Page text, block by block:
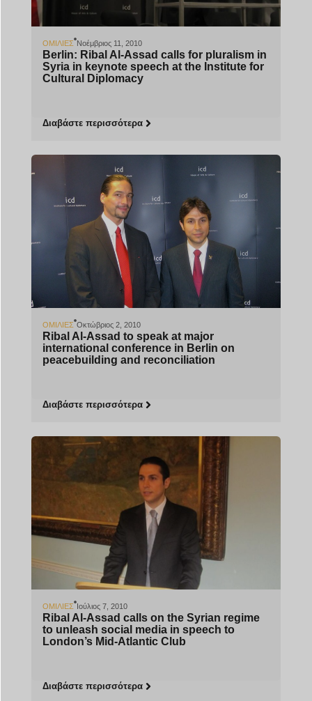
ΟΜΙΛΊΕΣ Νοέμβριος 11, 2010
Berlin: Ribal Al-Assad calls for pluralism in
Syria in keynote speech at the Institute for
Cultural Diplomacy
Διαβάστε περισσότερα
ΟΜΙΛΊΕΣ Οκτώβριος 2, 2010
Ribal Al-Assad to speak at major
international conference in Berlin on
peacebuilding and reconciliation
Διαβάστε περισσότερα
ΟΜΙΛΊΕΣ Ιούλιος 7, 2010
Ribal Al-Assad calls on the Syrian regime
to unleash social media in speech to
London’s Mid-Atlantic Club
Διαβάστε περισσότερα